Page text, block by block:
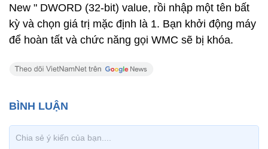
New " DWORD (32-bit) value, rồi nhập một tên bất
kỳ và chọn giá trị mặc định là 1. Bạn khởi động máy
để hoàn tất và chức năng gọi WMC sẽ bị khóa.